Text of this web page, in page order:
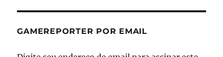
GAMEREPORTER POR EMAIL